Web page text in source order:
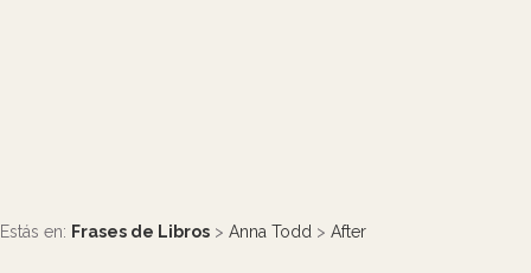
Estás en: Frases de Libros > Anna Todd > After